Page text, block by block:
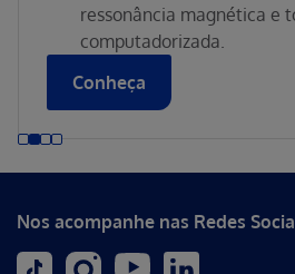
ressonância magnética e
computadorizada.
Conheça
Nos acompanhe nas Redes